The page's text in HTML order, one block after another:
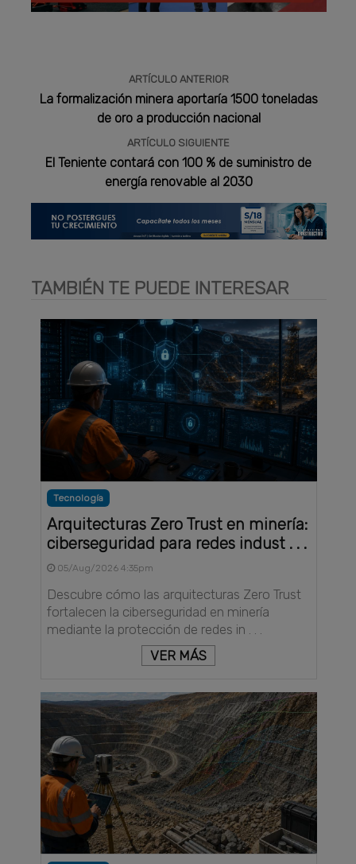
ARTÍCULO ANTERIOR
La formalización minera aportaría 1500 toneladas
de oro a producción nacional
ARTÍCULO SIGUIENTE
El Teniente contará con 100 % de suministro de
energía renovable al 2030
TAMBIÉN TE PUEDE INTERESAR
Tecnología
Arquitecturas Zero Trust en minería:
ciberseguridad para redes indust . . .
05/Aug/2026 4:35pm
Descubre cómo las arquitecturas Zero Trust
fortalecen la ciberseguridad en minería
mediante la protección de redes in . . .
VER MÁS